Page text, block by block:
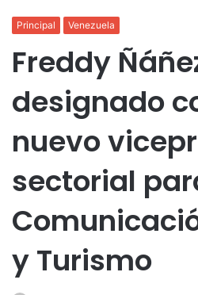
Principal Venezuela
Freddy
designado
nuevo
sectorial
y Turismo